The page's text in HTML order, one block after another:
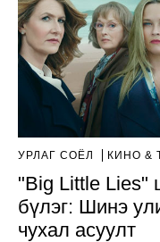
УРЛАГ СОЁЛ КИНО &
"Big Little Lies"
бүлэг: Шинэ
чухал асуулт